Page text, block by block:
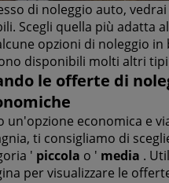
di noleggio auto,
Scegli quella più adatta
opzioni di noleggio in
disponibili molti altri
le offerte di
un'opzione economica e
ti consigliamo di
' piccola o ' media .
per visualizzare le